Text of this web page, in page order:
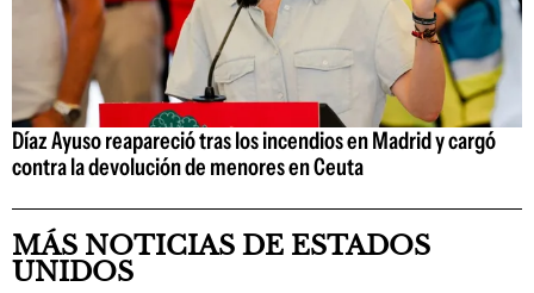
Díaz Ayuso reapareció tras los incendios en Madrid y cargó
contra la devolución de menores en Ceuta
MÁS NOTICIAS DE ESTADOS
UNIDOS